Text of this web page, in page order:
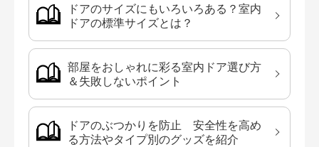
ドアのサイズにもいろいろある？室内
ドアの標準サイズとは？
部屋をおしゃれに彩る室内ドア選び方
＆失敗しないポイント
ドアのぶつかりを防止 安全性を高め
る方法やタイプ別のグッズを紹介